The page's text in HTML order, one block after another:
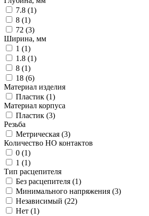
7.8 (1)
8 (1)
72 (3)
Ширина, мм
1 (1)
1.8 (1)
8 (1)
18 (6)
Материал изделия
Пластик (1)
Материал корпуса
Пластик (3)
Резьба
Метрическая (3)
Количество НО контактов
0 (1)
1 (1)
Тип расцепителя
Без расцепителя (1)
Минимального напряжения (3)
Независимый (22)
Нет (1)